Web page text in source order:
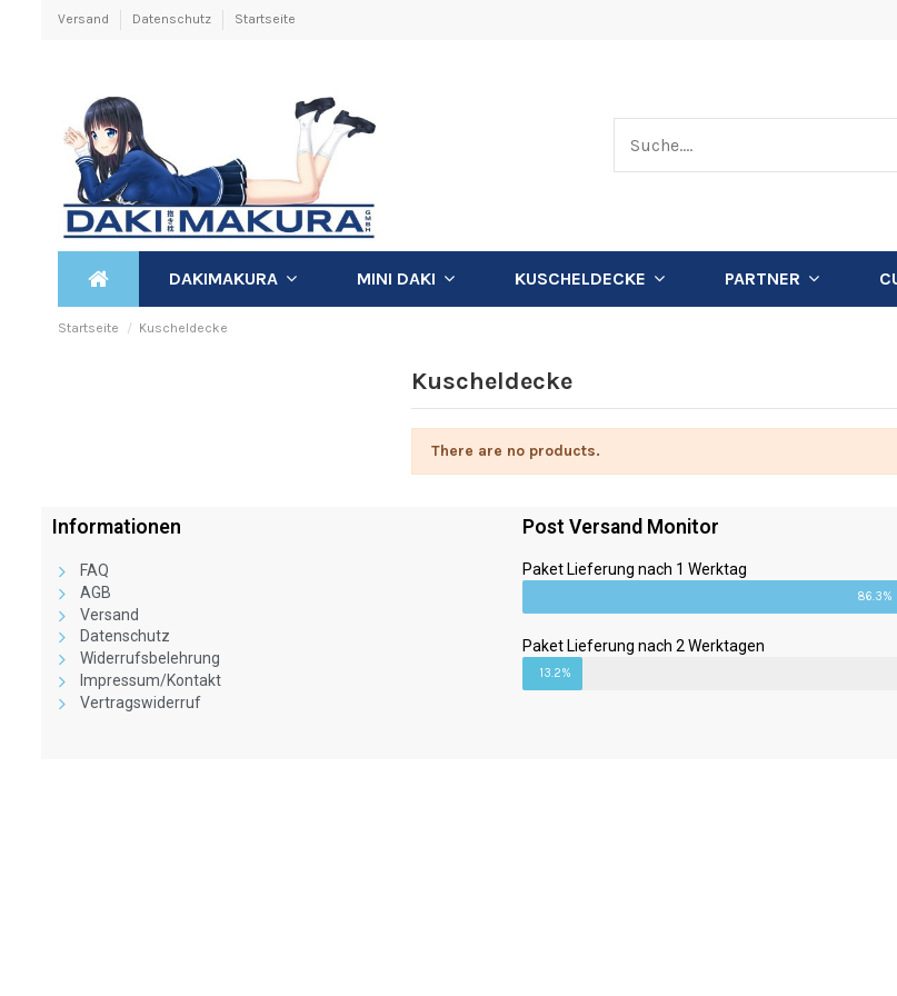
Versand Datenschutz Startseite
DAKIMAKURA MINI DAKI KUSCHELDECKE PARTNER
Startseite Kuscheldecke
Kuscheldecke
There are no products.
Informationen
FAQ
AGB
Versand
Datenschutz
Widerrufsbelehrung
Impressum/Kontakt
Vertragswiderruf
Post Versand Monitor
Paket Lieferung nach 1 Werktag
86.3%
Paket Lieferung nach 2 Werktagen
13.2%